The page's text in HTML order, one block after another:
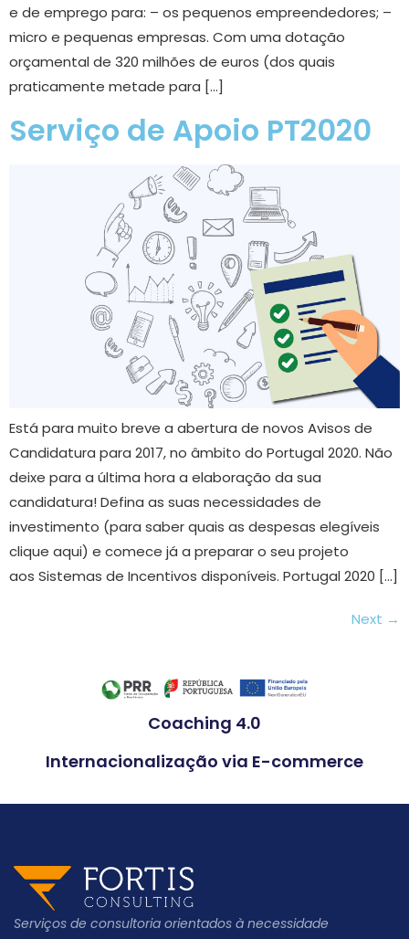
e de emprego para: – os pequenos empreendedores; –
micro e pequenas empresas. Com uma dotação
orçamental de 320 milhões de euros (dos quais
praticamente metade para […]
Serviço de Apoio PT2020
Está para muito breve a abertura de novos Avisos de
Candidatura para 2017, no âmbito do Portugal 2020. Não
deixe para a última hora a elaboração da sua
candidatura! Defina as suas necessidades de
investimento (para saber quais as despesas elegíveis
clique aqui) e comece já a preparar o seu projeto
aos Sistemas de Incentivos disponíveis. Portugal 2020 […]
Next →
Coaching 4.0
Internacionalização via E-commerce
Serviços de consultoria orientados à necessidade